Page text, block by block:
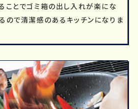
ことでゴミ箱の出し入れが楽にな
ので清潔感のあるキッチンになりま